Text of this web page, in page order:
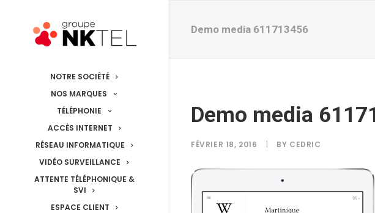
NOTRE SOCIÉTÉ
NOS MARQUES
TÉLÉPHONIE
ACCÈS INTERNET
RÉSEAU INFORMATIQUE
VIDÉO SURVEILLANCE
ATTENTE TÉLÉPHONIQUE &
SVI
ESPACE CLIENT
Demo media 611713456
Demo media
FÉVRIER 18, 2016 | BY CEDRIC